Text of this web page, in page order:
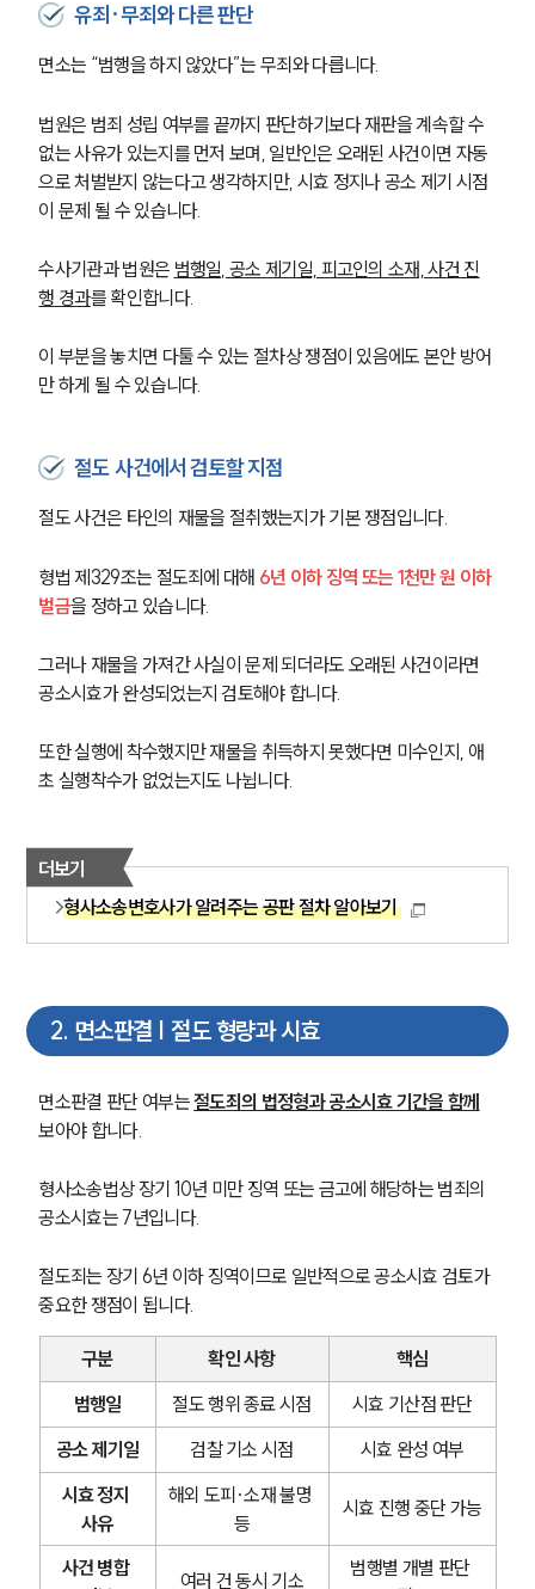
유죄·무죄와 다른 판단
면소는 “범행을 하지 않았다”는 무죄와 다릅니다.
법원은 범죄 성립 여부를 끝까지 판단하기보다 재판을 계속할 수
없는 사유가 있는지를 먼저 보며, 일반인은 오래된 사건이면 자동
으로 처벌받지 않는다고 생각하지만, 시효 정지나 공소 제기 시점
이 문제 될 수 있습니다.
수사기관과 법원은 범행일, 공소 제기일, 피고인의 소재, 사건 진
행 경과를 확인합니다.
이 부분을 놓치면 다툴 수 있는 절차상 쟁점이 있음에도 본안 방어
만 하게 될 수 있습니다.
절도 사건에서 검토할 지점
절도 사건은 타인의 재물을 절취했는지가 기본 쟁점입니다.
형법 제329조는 절도죄에 대해 6년 이하 징역 또는 1천만 원 이하
벌금을 정하고 있습니다.
그러나 재물을 가져간 사실이 문제 되더라도 오래된 사건이라면
공소시효가 완성되었는지 검토해야 합니다.
또한 실행에 착수했지만 재물을 취득하지 못했다면 미수인지, 애
초 실행착수가 없었는지도 나뉩니다.
더보기
형사소송변호사가 알려주는 공판 절차 알아보기
2. 면소판결 | 절도 형량과 시효
면소판결 판단 여부는 절도죄의 법정형과 공소시효 기간을 함께
보아야 합니다.
형사소송법상 장기 10년 미만 징역 또는 금고에 해당하는 범죄의
공소시효는 7년입니다.
절도죄는 장기 6년 이하 징역이므로 일반적으로 공소시효 검토가
중요한 쟁점이 됩니다.
구분 확인 사항
핵심
범행일
절도 행위 종료 시점
시효 기산점 판단
공소 제기일
검찰 기소 시점
시효 완성 여부
시효 정지
사유
해외 도피·소재 불명
등
시효 진행 중단 가능
사건 병합
여러 건 동시 기소
범행별 개별 판단